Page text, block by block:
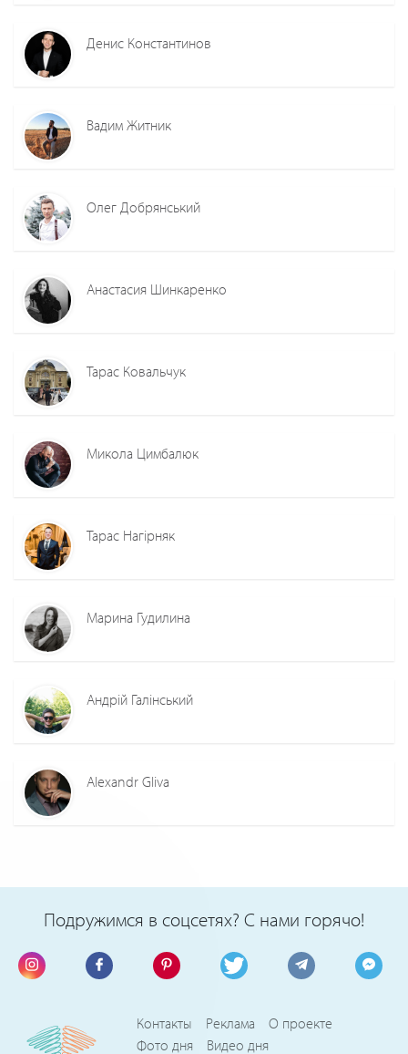
Денис Константинов
Вадим Житник
Олег Добрянський
Анастасия Шинкаренко
Тарас Ковальчук
Микола Цимбалюк
Тарас Нагірняк
Марина Гудилина
Андрій Галінський
Alexandr Gliva
Подружимся в соцсетях? С нами горячо!
Контакты Реклама
О проекте
Фото дня
Видео дня